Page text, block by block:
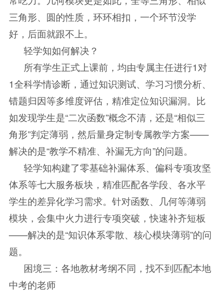
三角形、圆的性质，环环相扣，一个环节没学
好，后面就跟不上。
轻学知如何解决？
所有学生正式上课前，均由专属主任进行1对
1全科学情诊断，通过知识测试、学习习惯分析、
错题归因等多维度评估，精准定位知识漏洞。比
如发现学生是“二次函数”概念不清，还是“相似三
角形”判定薄弱，然后量身定制专属教学方案——
解决的是“教学不精准、补漏无方向”的问题。
轻学知构建了零基础补漏体系、偏科专项攻坚
体系等七大服务板块，精准匹配各学段、各水平
学生的差异化学习需求。针对函数、几何等薄弱
模块，会集中火力进行专项突破，快速补齐短板
——解决的是“知识体系零散、核心模块薄弱”的问
题。
困境三：各地教材考纲不同，找不到匹配本地
中考的老师